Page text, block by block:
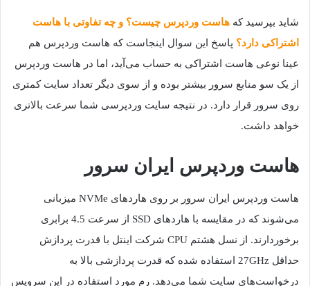
شاید بپرسید که هاست وردپرس چیست؟ و چه تفاوتی با هاست
اشتراکی دارد؟ پاسخ این سوال اینجاست که هاست وردپرس هم
عینا نوعی هاست اشتراکی به حساب می‌آید، اما در هاست وردپرس
از یک سو منابع سرور بیشتر بوده و از سوی دیگر تعداد سایت کمتری
روی سرور قرار دارد. در نتیجه سایت وردپرسی شما سرعت بالاتری
خواهد داشت.
هاست وردپرس ایران سرور
هاست وردپرس ایران سرور بر روی هاردهای NVMe میزبانی
می‌شوند که در مقایسه با هاردهای SSD از سرعت 4.5 برابری
برخوردارند. از نسل هشتم CPU شرکت اینتل با قدرت پردازش
حداقل 27GHz استفاده شده که قدرت پردازشی بالا به
درخواست‌های سایت شما می‌دهد. رم مورد استفاده در این سرویس